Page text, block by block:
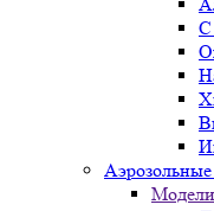
С
Модели